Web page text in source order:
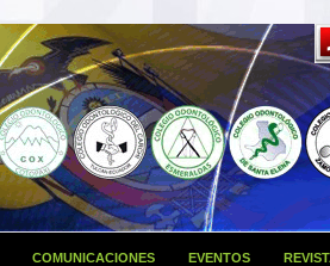
COMUNICACIONES EVENTOS